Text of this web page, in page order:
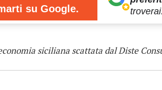
su Google.
troverai.
siciliana scattata dal Diste